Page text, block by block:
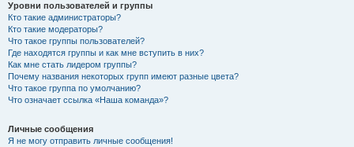
Уровни пользователей и группы
Кто такие администраторы?
Кто такие модераторы?
Что такое группы пользователей?
Где находятся группы и как мне вступить в них?
Как мне стать лидером группы?
Почему названия некоторых групп имеют разные цвета?
Что такое группа по умолчанию?
Что означает ссылка «Наша команда»?
Личные сообщения
Я не могу отправить личные сообщения!